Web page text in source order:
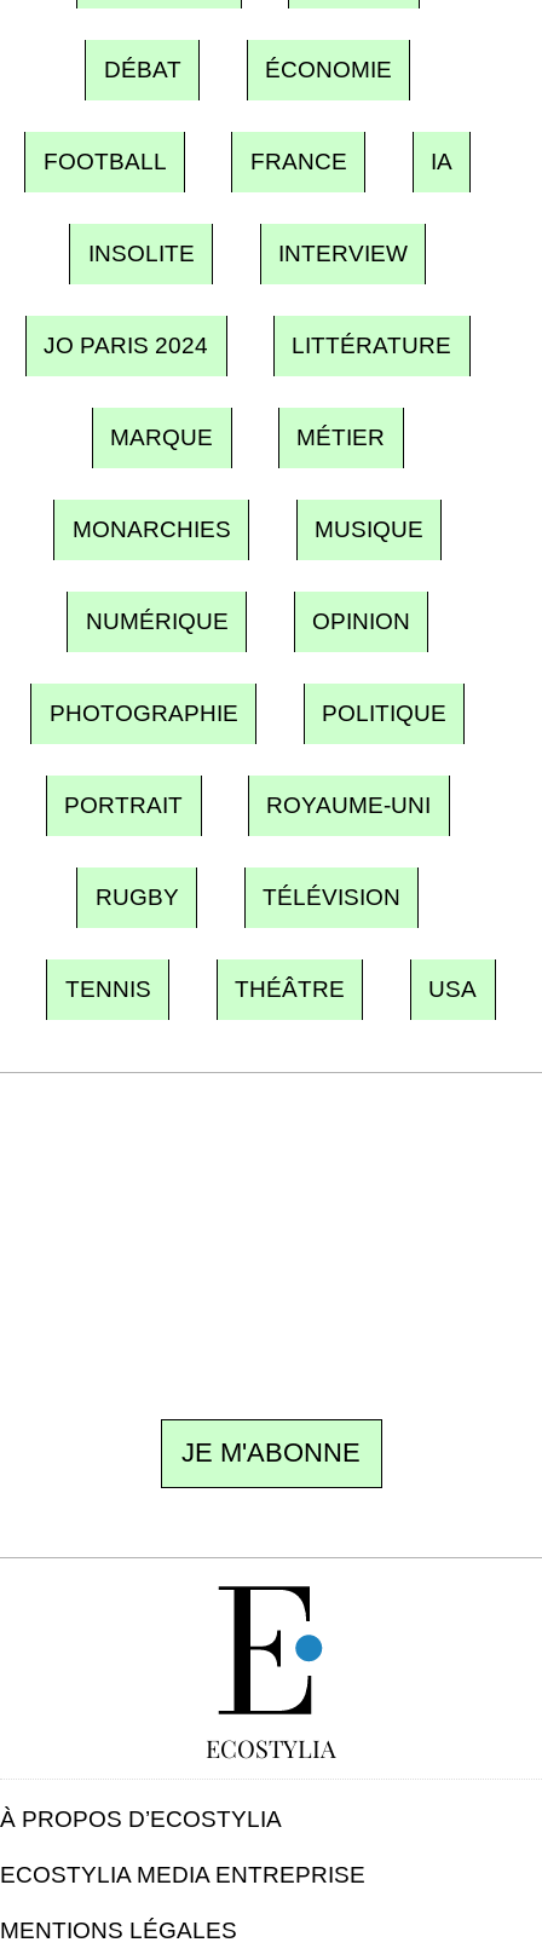
DÉBAT ÉCONOMIE
FOOTBALL FRANCE IA
INSOLITE INTERVIEW
JO PARIS 2024 LITTÉRATURE
MARQUE MÉTIER
MONARCHIES MUSIQUE
NUMÉRIQUE OPINION
PHOTOGRAPHIE POLITIQUE
PORTRAIT ROYAUME-UNI
RUGBY TÉLÉVISION
TENNIS THÉÂTRE USA
JE M'ABONNE
ECOSTYLIA
À PROPOS D’ECOSTYLIA
ECOSTYLIA MEDIA ENTREPRISE
MENTIONS LÉGALES